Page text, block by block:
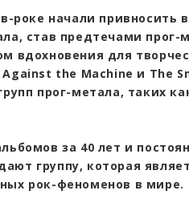
роке начали привносить
став предтечами прог-
вдохновения для
the Machine и The
прог-метала, таких
за 40 лет и
группу, которая
рок-феноменов в мире.